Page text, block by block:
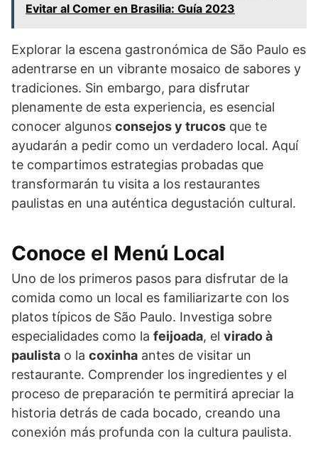
Evitar al Comer en Brasilia: Guía 2023
Explorar la escena gastronómica de São Paulo es
adentrarse en un vibrante mosaico de sabores y
tradiciones. Sin embargo, para disfrutar
plenamente de esta experiencia, es esencial
conocer algunos consejos y trucos que te
ayudarán a pedir como un verdadero local. Aquí
te compartimos estrategias probadas que
transformarán tu visita a los restaurantes
paulistas en una auténtica degustación cultural.
Conoce el Menú Local
Uno de los primeros pasos para disfrutar de la
comida como un local es familiarizarte con los
platos típicos de São Paulo. Investiga sobre
especialidades como la feijoada, el virado à
paulista o la coxinha antes de visitar un
restaurante. Comprender los ingredientes y el
proceso de preparación te permitirá apreciar la
historia detrás de cada bocado, creando una
conexión más profunda con la cultura paulista.